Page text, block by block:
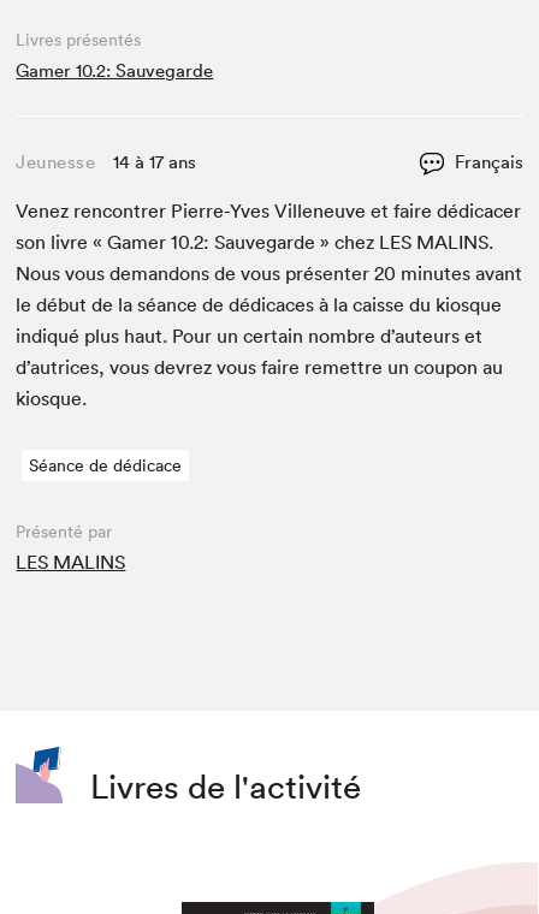
Livres présentés
Gamer 10.2: Sauvegarde
Jeunesse 14 à 17 ans Français
Venez ren­con­tr­er Pierre-Yves Vil­leneuve et faire dédi­cac­er
son livre « Gamer10.2: Sauve­g­arde » chez LES MALINS.
Nous vous deman­dons de vous présen­ter20 min­utes avant
le début de la séance de dédi­caces à la caisse du kiosque
indiqué plus haut. Pour un cer­tain nom­bre d’auteurs et
d’autrices, vous devrez vous faire remet­tre un coupon au
kiosque.
Séance de dédicace
Présenté par
LES MALINS
Livres de l'activité